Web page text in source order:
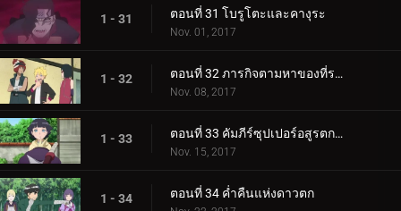
1 - 31 ตอนที่ 31 โบรูโตะและคางุระ
Nov. 01, 2017
1 - 32 ตอนที่ 32 ภารกิจตามหาของที่ระลึก
Nov. 08, 2017
1 - 33 ตอนที่ 33 คัมภีร์ซุปเปอร์อสูรตกต่ำ!
Nov. 15, 2017
1 - 34 ตอนที่ 34 ค่ำคืนแห่งดาวตก